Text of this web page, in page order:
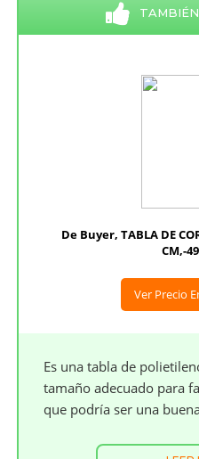
De Buyer, TABLA DE
CM,-
Ver Precio
Es una tabla de
tamaño adecuado para
que podría ser una